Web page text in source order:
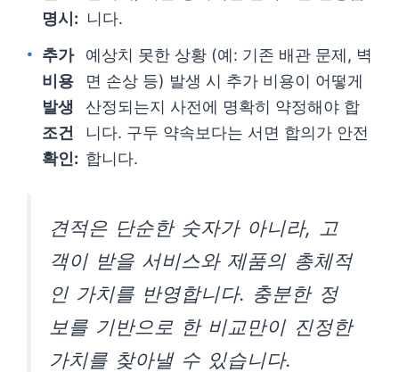
명시: 니다.
추가
비용
발생
조건
확인:
예상치 못한 상황 (예: 기존 배관 문제, 벽
면 손상 등) 발생 시 추가 비용이 어떻게
산정되는지 사전에 명확히 약정해야 합
니다. 구두 약속보다는 서면 합의가 안전
합니다.
견적은 단순한 숫자가 아니라, 고
객이 받을 서비스와 제품의 총체적
인 가치를 반영합니다. 충분한 정
보를 기반으로 한 비교만이 진정한
가치를 찾아낼 수 있습니다.